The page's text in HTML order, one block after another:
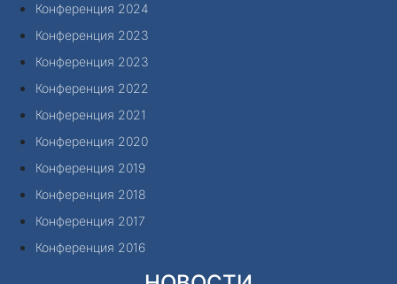
Конференция 2024
Конференция 2023
Конференция 2023
Конференция 2022
Конференция 2021
Конференция 2020
Конференция 2019
Конференция 2018
Конференция 2017
Конференция 2016